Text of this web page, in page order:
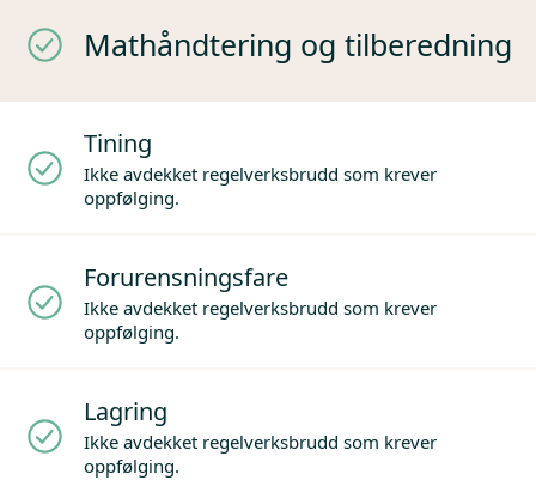
Mathåndtering og tilberedning
Tining
Ikke avdekket regelverksbrudd som krever
oppfølging.
Forurensningsfare
Ikke avdekket regelverksbrudd som krever
oppfølging.
Lagring
Ikke avdekket regelverksbrudd som krever
oppfølging.